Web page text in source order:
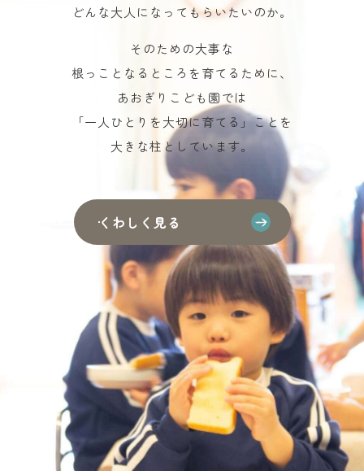
どんな大人になってもらいたいのか。
そのための大事な
根っことなるところを育てるために、
あおぎりこども園では
「一人ひとりを大切に育てる」ことを
大きな柱としています。
くわしく見る